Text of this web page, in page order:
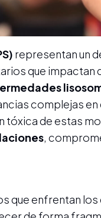
representan un
que impactan
complejas
tóxica de estas
,
que enfrentan los